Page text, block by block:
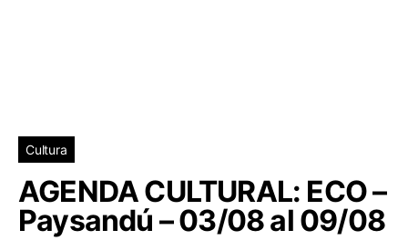
Cultura
AGENDA CULTURAL: ECO –
Paysandú – 03/08 al 09/08